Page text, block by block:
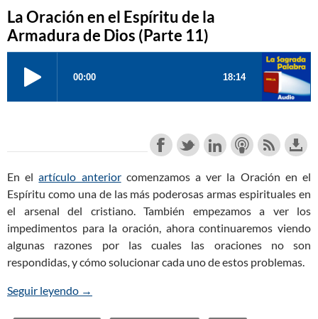
La Oración en el Espíritu de la
Armadura de Dios (Parte 11)
En elartículo anteriorcomenzamos a ver la Oración en el
Espíritu como una de las más poderosas armas espirituales en
el arsenal del cristiano. También empezamos a ver los
impedimentos para la oración, ahora continuaremos viendo
algunas razones por las cuales las oraciones no son
respondidas, y cómo solucionar cada uno de estos problemas.
Seguir leyendo La Oración en el Espíritu de la Armadura de
→